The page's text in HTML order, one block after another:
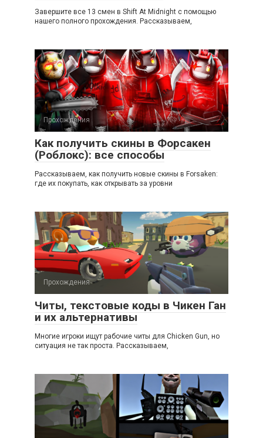
Завершите все 13 смен в Shift At Midnight с помощью
нашего полного прохождения. Рассказываем,
Прохождения
Как получить скины в Форсакен
(Роблокс): все способы
Рассказываем, как получить новые скины в Forsaken:
где их покупать, как открывать за уровни
Прохождения
Читы, текстовые коды в Чикен Ган
и их альтернативы
Многие игроки ищут рабочие читы для Chicken Gun, но
ситуация не так проста. Рассказываем,